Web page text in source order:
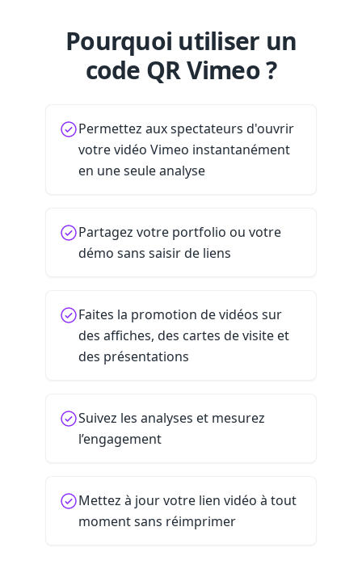
Pourquoi utiliser un
code QR Vimeo ?
Permettez aux spectateurs d'ouvrir
votre vidéo Vimeo instantanément
en une seule analyse
Partagez votre portfolio ou votre
démo sans saisir de liens
Faites la promotion de vidéos sur
des affiches, des cartes de visite et
des présentations
Suivez les analyses et mesurez
l’engagement
Mettez à jour votre lien vidéo à tout
moment sans réimprimer